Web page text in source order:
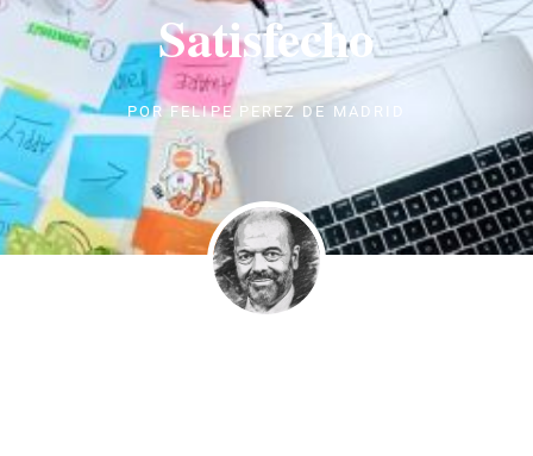
Satisfecho
POR FELIPE PEREZ DE MADRID